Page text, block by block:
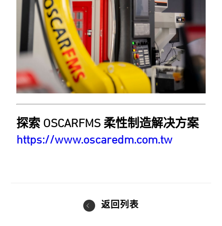
探索 OSCARFMS 柔性制造解决方案
https://www.oscaredm.com.tw
返回列表